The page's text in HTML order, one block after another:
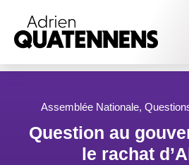
Assemblée Nationale,
Question au
le rachat